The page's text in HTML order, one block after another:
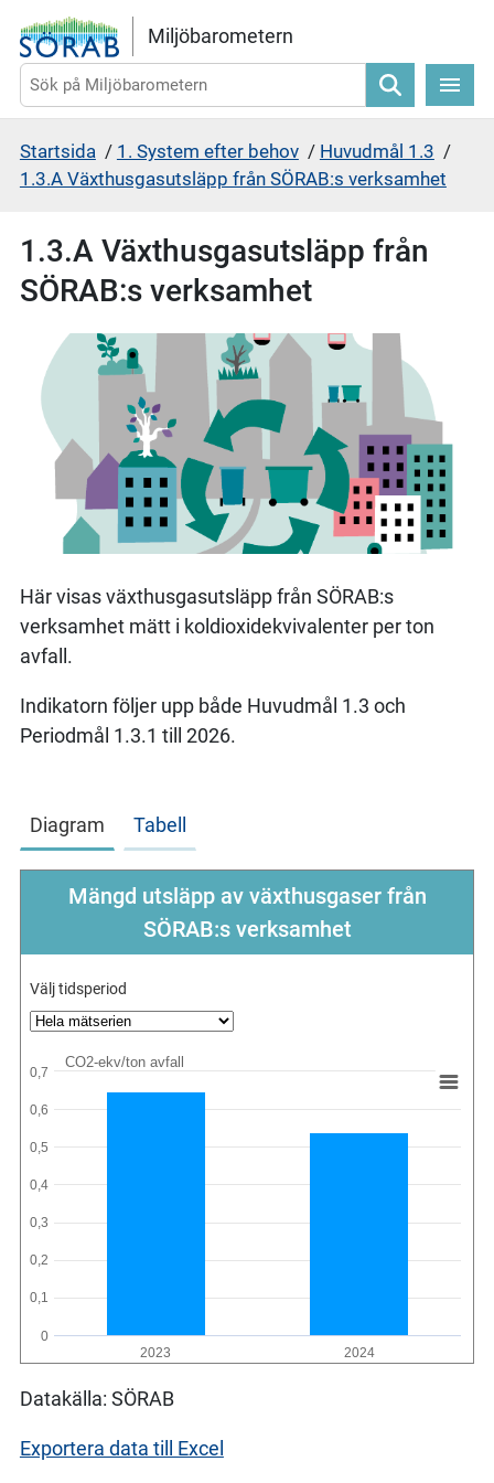
Gå direkt till sidans innehåll
Miljöbarometern
Sök
Startsida / 1. System efter behov / Huvudmål 1.3 /
1.3.A Växthusgasutsläpp från SÖRAB:s verksamhet
1.3.A Växthusgasutsläpp från
SÖRAB:s verksamhet
Här visas växthusgasutsläpp från SÖRAB:s
verksamhet mätt i koldioxidekvivalenter per ton
avfall.
Indikatorn följer upp både Huvudmål 1.3 och
Periodmål 1.3.1 till 2026.
Diagram Tabell
Mängd utsläpp av växthusgaser från
SÖRAB:s verksamhet
Välj tidsperiod
CO2-ekv/ton avfall
2023 2024
0
0,1
0,2
0,3
0,4
0,5
0,6
0,7
Datakälla: SÖRAB
Exportera data till Excel